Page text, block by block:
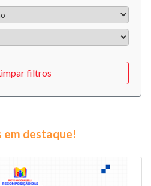
filtros
em destaque!